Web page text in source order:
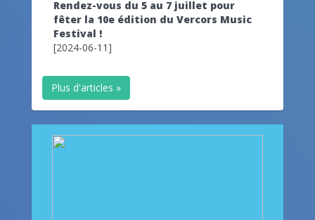
Rendez-vous du 5 au 7 juillet pour
fêter la 10e édition du Vercors Music
Festival !
[2024-06-11]
Plus d'articles »